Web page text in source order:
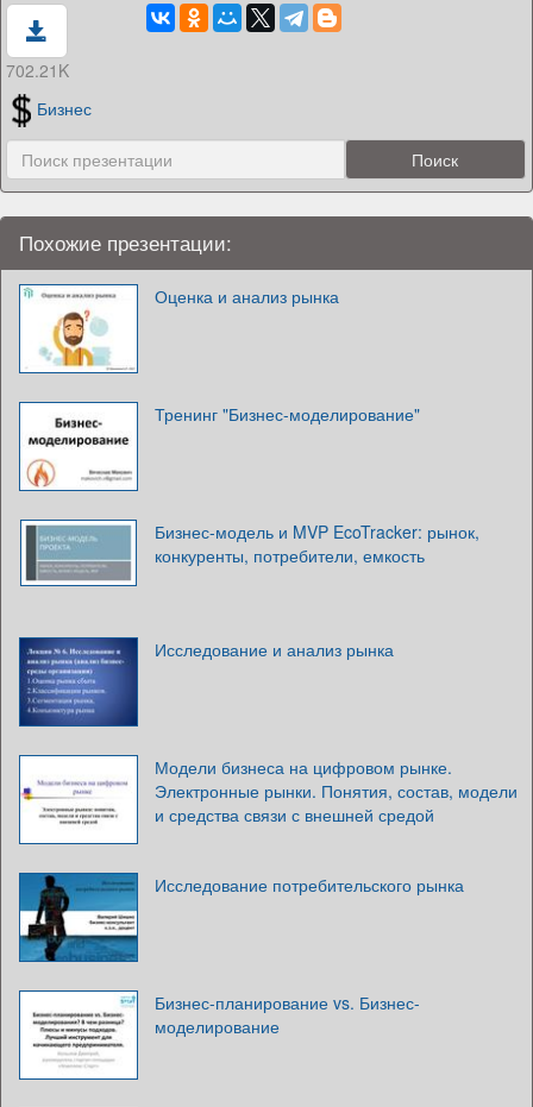
702.21K
Бизнес
Похожие презентации:
Оценка и анализ рынка
Тренинг "Бизнес-моделирование"
Бизнес-модель и MVP EcoTracker: рынок,
конкуренты, потребители, емкость
Исследование и анализ рынка
Модели бизнеса на цифровом рынке.
Электронные рынки. Понятия, состав, модели
и средства связи с внешней средой
Исследование потребительского рынка
Бизнес-планирование vs. Бизнес-
моделирование